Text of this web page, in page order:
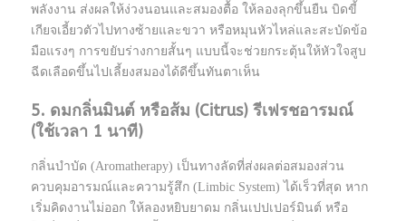
พลังงาน ส่งผลให้ง่วงนอนและสมองตื้อ ให้ลองลุกขึ้นยืน บิดขี้
เกียจเอี้ยวตัวไปทางซ้ายและขวา หรือหมุนหัวไหล่และสะบัดข้อ
มือแรงๆ การขยับร่างกายสั้นๆ แบบนี้จะช่วยกระตุ้นให้หัวใจสูบ
ฉีดเลือดขึ้นไปเลี้ยงสมองได้ดีขึ้นทันตาเห็น
5. ดมกลิ่นมินต์ หรือส้ม (Citrus) รีเฟรชอารมณ์
(ใช้เวลา 1 นาที)
กลิ่นบำบัด (Aromatherapy) เป็นทางลัดที่ส่งผลต่อสมองส่วน
ควบคุมอารมณ์และความรู้สึก (Limbic System) ได้เร็วที่สุด หาก
เริ่มคิดงานไม่ออก ให้ลองหยิบยาดม กลิ่นเปปเปอร์มินต์ หรือ